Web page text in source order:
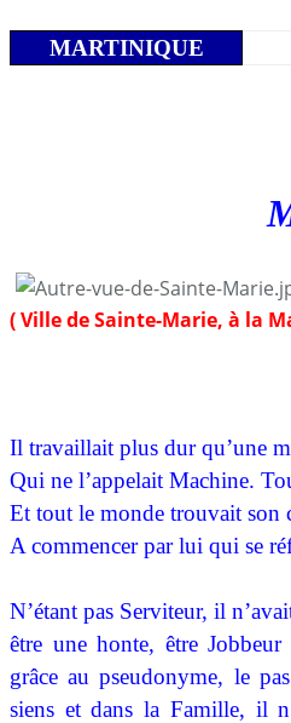
MARTINIQUE
Amie du
( Ville de Sainte-Marie, à la
Il travaillait plus dur qu’une
Qui ne l’appelait Machine.
Et tout le monde trouvait son
A commencer par lui qui se
N’étant pas Serviteur, il
être une honte, être
grâce au pseudonyme, le
siens et dans la Famille, il